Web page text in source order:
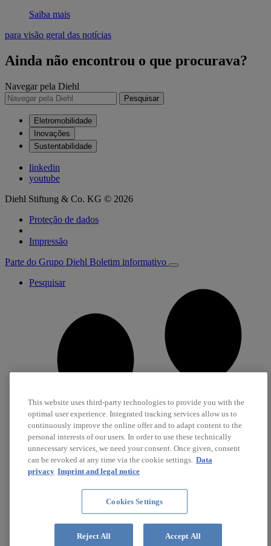
Saiba mais
para visão geral das notícias
Ainda não encontrou o que procurava?
Navegar pela Diehl
Pesquisar
Eletromobilidade
Inovações
Sustentabilidade
linkedin
youtube
Diehl Stiftung & Co. KG © 2026
Proteção de dados
Impressão
Parte do Grupo Diehl Boletim informativo
Pesquisar
This website uses third-party technologies to provide you with the
optimal user experience. Integrated tracking services allow us to
continuously improve the online offer and to adapt content to the
personal interests of our users. In order to use these technically
unnecessary services, we need your consent. Once given, consent
can be revoked at any time via the cookie settings. Data
privacy Imprint and legal notice
Cookies Settings
Reject All Accept All